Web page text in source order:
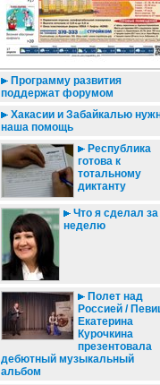
Программу развития
поддержат форумом
Хакасии и Забайкалью
наша помощь
Республика
готова к
тотальному
диктанту
Что я сделал за
неделю
Полет над
Россией /
Екатерина
Курочкина
презентовала
дебютный музыкальный
альбом